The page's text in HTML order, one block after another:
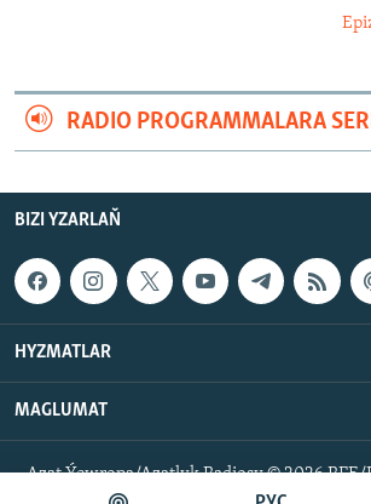
RADIO PROGRAMMALARA
BIZI YZARLAŇ
HYZMATLAR
MAGLUMAT
Azat Ýewropa/Azatlyk Radiosy © 2026
hukuklar goralan.